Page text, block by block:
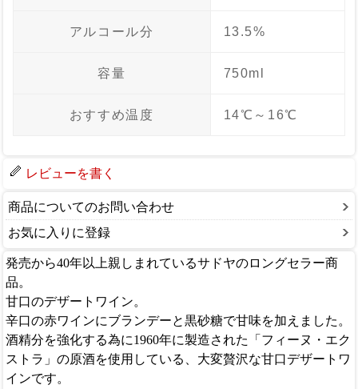
アルコール分 13.5%
容量 750ml
おすすめ温度 14℃～16℃
レビューを書く
商品についてのお問い合わせ
お気に入りに登録
発売から40年以上親しまれているサドヤのロングセラー商
品。
甘口のデザートワイン。
辛口の赤ワインにブランデーと黒砂糖で甘味を加えました。
酒精分を強化する為に1960年に製造された「フィーヌ・エク
ストラ」の原酒を使用している、大変贅沢な甘口デザートワ
インです。